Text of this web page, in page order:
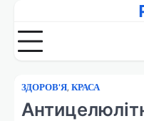
вмісту
ЗДОРОВ'Я, КРАСА